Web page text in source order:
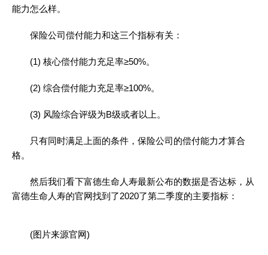
能力怎么样。
保险公司偿付能力和这三个指标有关：
(1) 核心偿付能力充足率≥50%。
(2) 综合偿付能力充足率≥100%。
(3) 风险综合评级为B级或者以上。
只有同时满足上面的条件，保险公司的偿付能力才算合
格。
然后我们看下富德生命人寿最新公布的数据是否达标，从
富德生命人寿的官网找到了2020了第二季度的主要指标：
(图片来源官网)